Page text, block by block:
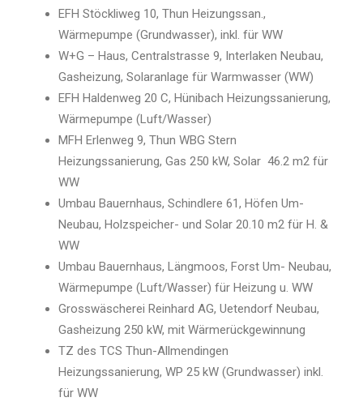
EFH Stöckliweg 10, Thun Heizungssan.,
Wärmepumpe (Grundwasser), inkl. für WW
W+G – Haus, Centralstrasse 9, Interlaken Neubau,
Gasheizung, Solaranlage für Warmwasser (WW)
EFH Haldenweg 20 C, Hünibach Heizungssanierung,
Wärmepumpe (Luft/Wasser)
MFH Erlenweg 9, Thun WBG Stern
Heizungssanierung, Gas 250 kW, Solar 46.2 m2 für
WW
Umbau Bauernhaus, Schindlere 61, Höfen Um-
Neubau, Holzspeicher- und Solar 20.10 m2 für H. &
WW
Umbau Bauernhaus, Längmoos, Forst Um- Neubau,
Wärmepumpe (Luft/Wasser) für Heizung u. WW
Grosswäscherei Reinhard AG, Uetendorf Neubau,
Gasheizung 250 kW, mit Wärmerückgewinnung
TZ des TCS Thun-Allmendingen
Heizungssanierung, WP 25 kW (Grundwasser) inkl.
für WW